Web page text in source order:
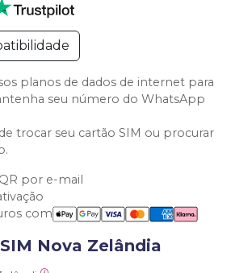
planos de dados de internet para
seu número do WhatsApp
trocar seu cartão SIM ou procurar
por e-mail
com
Nova Zelândia